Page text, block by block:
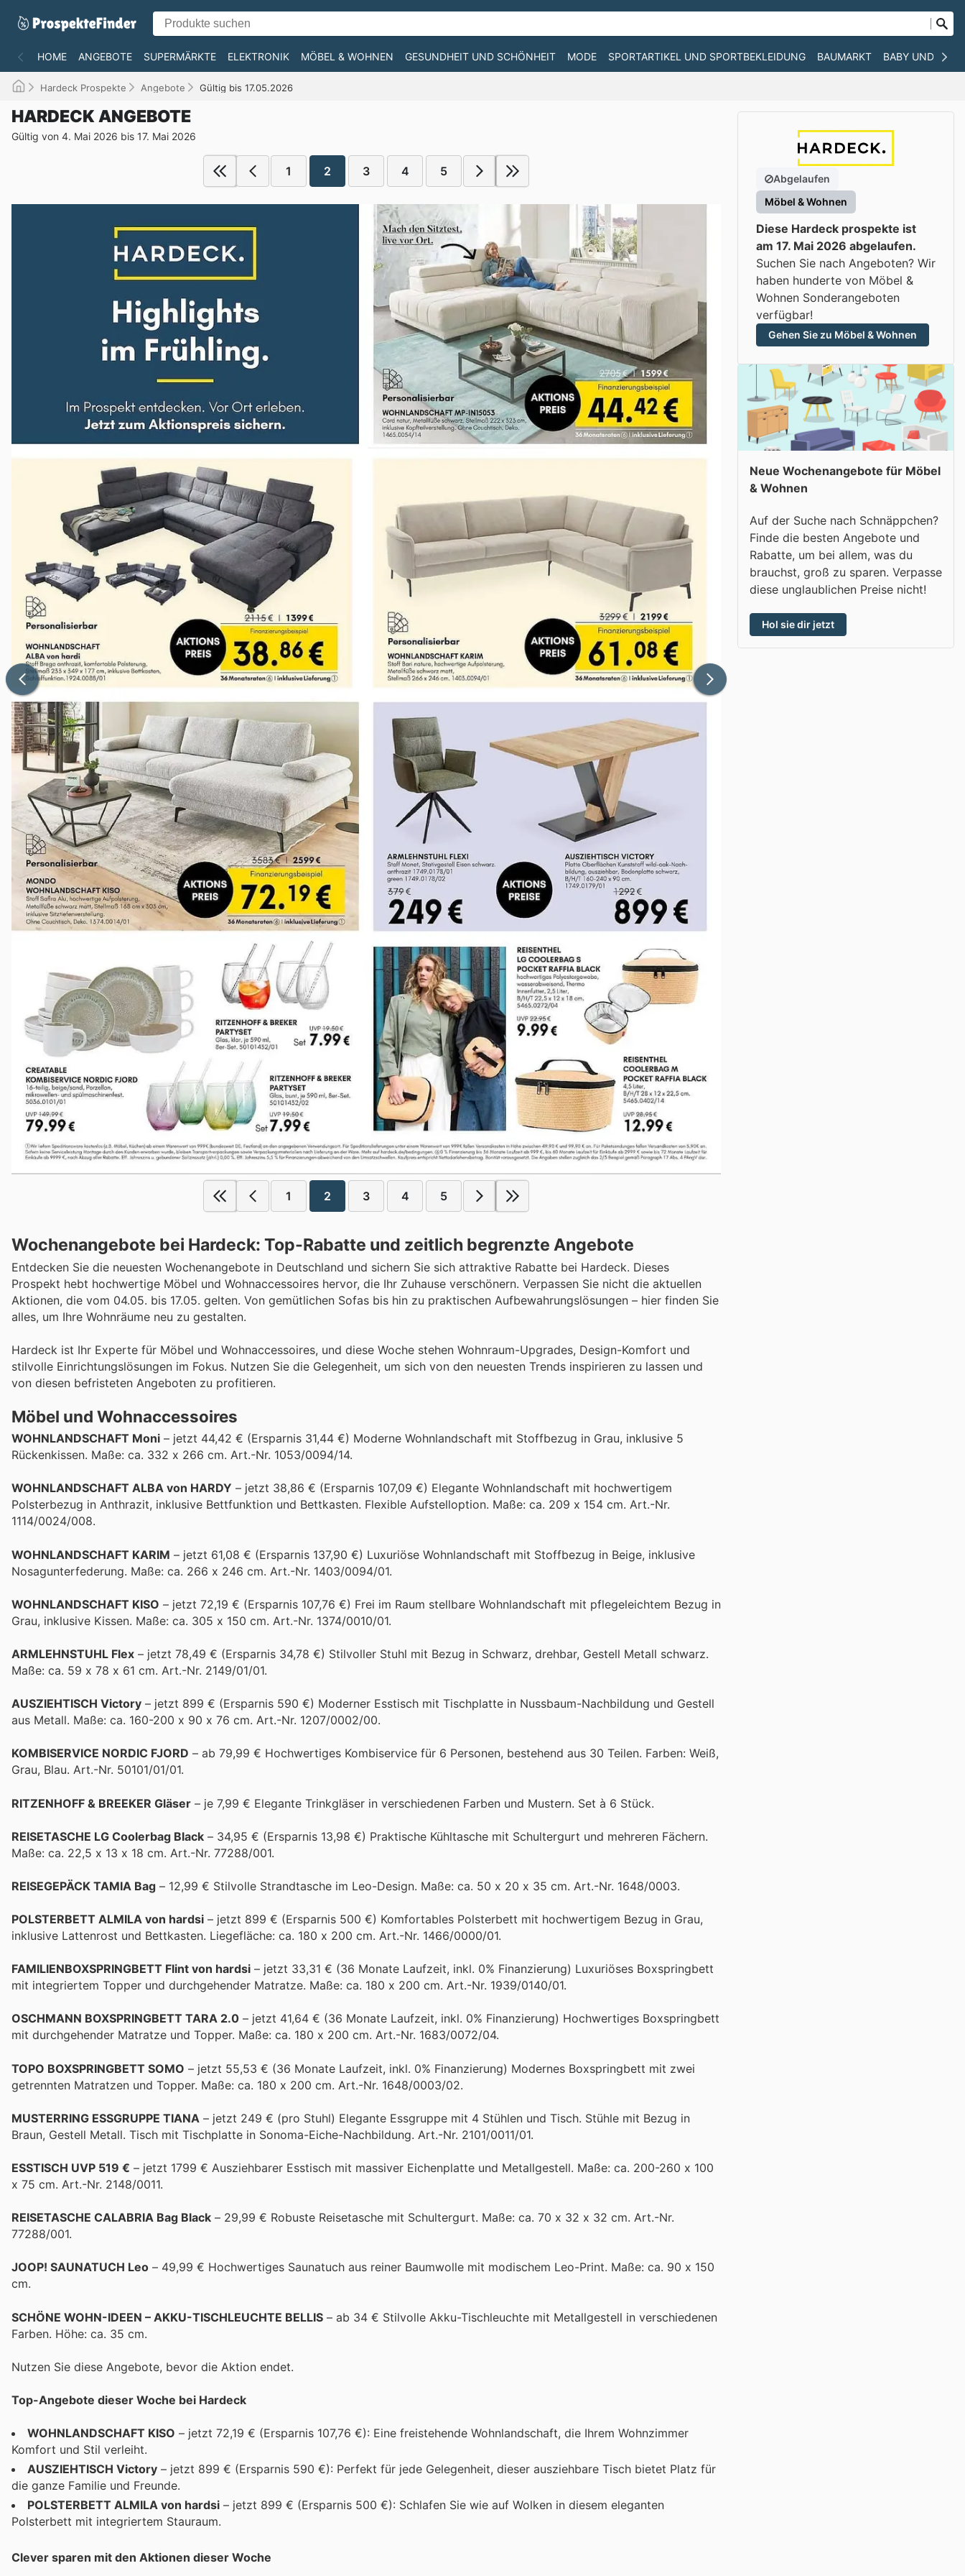
HOME ANGEBOTE SUPERMÄRKTE ELEKTRONIK MÖBEL & WOHNEN GESUNDHEIT UND SCHÖNHEIT MODE SPORTARTIKEL UND SPORTBEKLEIDUNG BAUMARKT BABY UND KIND
Hardeck Prospekte Angebote Gültig bis 17.05.2026
HARDECK ANGEBOTE
Gültig von 4. Mai 2026 bis 17. Mai 2026
1 2 3 4 5
1 2 3 4 5
Wochenangebote bei Hardeck: Top-Rabatte und zeitlich begrenzte Angebote
Entdecken Sie die neuesten Wochenangebote in Deutschland und sichern Sie sich attraktive Rabatte bei Hardeck. Dieses
Prospekt hebt hochwertige Möbel und Wohnaccessoires hervor, die Ihr Zuhause verschönern. Verpassen Sie nicht die aktuellen
Aktionen, die vom 04.05. bis 17.05. gelten. Von gemütlichen Sofas bis hin zu praktischen Aufbewahrungslösungen – hier finden Sie
alles, um Ihre Wohnräume neu zu gestalten.
Hardeck ist Ihr Experte für Möbel und Wohnaccessoires, und diese Woche stehen Wohnraum-Upgrades, Design-Komfort und
stilvolle Einrichtungslösungen im Fokus. Nutzen Sie die Gelegenheit, um sich von den neuesten Trends inspirieren zu lassen und
von diesen befristeten Angeboten zu profitieren.
Möbel und Wohnaccessoires
WOHNLANDSCHAFT Moni – jetzt 44,42 € (Ersparnis 31,44 €) Moderne Wohnlandschaft mit Stoffbezug in Grau, inklusive 5
Rückenkissen. Maße: ca. 332 x 266 cm. Art.-Nr. 1053/0094/14.
WOHNLANDSCHAFT ALBA von HARDY – jetzt 38,86 € (Ersparnis 107,09 €) Elegante Wohnlandschaft mit hochwertigem
Polsterbezug in Anthrazit, inklusive Bettfunktion und Bettkasten. Flexible Aufstelloption. Maße: ca. 209 x 154 cm. Art.-Nr.
1114/0024/008.
WOHNLANDSCHAFT KARIM – jetzt 61,08 € (Ersparnis 137,90 €) Luxuriöse Wohnlandschaft mit Stoffbezug in Beige, inklusive
Nosagunterfederung. Maße: ca. 266 x 246 cm. Art.-Nr. 1403/0094/01.
WOHNLANDSCHAFT KISO – jetzt 72,19 € (Ersparnis 107,76 €) Frei im Raum stellbare Wohnlandschaft mit pflegeleichtem Bezug in
Grau, inklusive Kissen. Maße: ca. 305 x 150 cm. Art.-Nr. 1374/0010/01.
ARMLEHNSTUHL Flex – jetzt 78,49 € (Ersparnis 34,78 €) Stilvoller Stuhl mit Bezug in Schwarz, drehbar, Gestell Metall schwarz.
Maße: ca. 59 x 78 x 61 cm. Art.-Nr. 2149/01/01.
AUSZIEHTISCH Victory – jetzt 899 € (Ersparnis 590 €) Moderner Esstisch mit Tischplatte in Nussbaum-Nachbildung und Gestell
aus Metall. Maße: ca. 160-200 x 90 x 76 cm. Art.-Nr. 1207/0002/00.
KOMBISERVICE NORDIC FJORD – ab 79,99 € Hochwertiges Kombiservice für 6 Personen, bestehend aus 30 Teilen. Farben: Weiß,
Grau, Blau. Art.-Nr. 50101/01/01.
RITZENHOFF & BREEKER Gläser – je 7,99 € Elegante Trinkgläser in verschiedenen Farben und Mustern. Set à 6 Stück.
REISETASCHE LG Coolerbag Black – 34,95 € (Ersparnis 13,98 €) Praktische Kühltasche mit Schultergurt und mehreren Fächern.
Maße: ca. 22,5 x 13 x 18 cm. Art.-Nr. 77288/001.
REISEGEPÄCK TAMIA Bag – 12,99 € Stilvolle Strandtasche im Leo-Design. Maße: ca. 50 x 20 x 35 cm. Art.-Nr. 1648/0003.
POLSTERBETT ALMILA von hardsi – jetzt 899 € (Ersparnis 500 €) Komfortables Polsterbett mit hochwertigem Bezug in Grau,
inklusive Lattenrost und Bettkasten. Liegefläche: ca. 180 x 200 cm. Art.-Nr. 1466/0000/01.
FAMILIENBOXSPRINGBETT Flint von hardsi – jetzt 33,31 € (36 Monate Laufzeit, inkl. 0% Finanzierung) Luxuriöses Boxspringbett
mit integriertem Topper und durchgehender Matratze. Maße: ca. 180 x 200 cm. Art.-Nr. 1939/0140/01.
OSCHMANN BOXSPRINGBETT TARA 2.0 – jetzt 41,64 € (36 Monate Laufzeit, inkl. 0% Finanzierung) Hochwertiges Boxspringbett
mit durchgehender Matratze und Topper. Maße: ca. 180 x 200 cm. Art.-Nr. 1683/0072/04.
TOPO BOXSPRINGBETT SOMO – jetzt 55,53 € (36 Monate Laufzeit, inkl. 0% Finanzierung) Modernes Boxspringbett mit zwei
getrennten Matratzen und Topper. Maße: ca. 180 x 200 cm. Art.-Nr. 1648/0003/02.
MUSTERRING ESSGRUPPE TIANA – jetzt 249 € (pro Stuhl) Elegante Essgruppe mit 4 Stühlen und Tisch. Stühle mit Bezug in
Braun, Gestell Metall. Tisch mit Tischplatte in Sonoma-Eiche-Nachbildung. Art.-Nr. 2101/0011/01.
ESSTISCH UVP 519 € – jetzt 1799 € Ausziehbarer Esstisch mit massiver Eichenplatte und Metallgestell. Maße: ca. 200-260 x 100
x 75 cm. Art.-Nr. 2148/0011.
REISETASCHE CALABRIA Bag Black – 29,99 € Robuste Reisetasche mit Schultergurt. Maße: ca. 70 x 32 x 32 cm. Art.-Nr.
77288/001.
JOOP! SAUNATUCH Leo – 49,99 € Hochwertiges Saunatuch aus reiner Baumwolle mit modischem Leo-Print. Maße: ca. 90 x 150
cm.
SCHÖNE WOHN-IDEEN – AKKU-TISCHLEUCHTE BELLIS – ab 34 € Stilvolle Akku-Tischleuchte mit Metallgestell in verschiedenen
Farben. Höhe: ca. 35 cm.
Nutzen Sie diese Angebote, bevor die Aktion endet.
Top-Angebote dieser Woche bei Hardeck
WOHNLANDSCHAFT KISO – jetzt 72,19 € (Ersparnis 107,76 €): Eine freistehende Wohnlandschaft, die Ihrem Wohnzimmer
Komfort und Stil verleiht.
AUSZIEHTISCH Victory – jetzt 899 € (Ersparnis 590 €): Perfekt für jede Gelegenheit, dieser ausziehbare Tisch bietet Platz für
die ganze Familie und Freunde.
POLSTERBETT ALMILA von hardsi – jetzt 899 € (Ersparnis 500 €): Schlafen Sie wie auf Wolken in diesem eleganten
Polsterbett mit integriertem Stauraum.
Clever sparen mit den Aktionen dieser Woche
Abgelaufen
Möbel & Wohnen
Diese Hardeck prospekte ist
am 17. Mai 2026 abgelaufen.
Suchen Sie nach Angeboten? Wir
haben hunderte von Möbel &
Wohnen Sonderangeboten
verfügbar!
Gehen Sie zu Möbel & Wohnen
Neue Wochenangebote für Möbel
& Wohnen
Auf der Suche nach Schnäppchen?
Finde die besten Angebote und
Rabatte, um bei allem, was du
brauchst, groß zu sparen. Verpasse
diese unglaublichen Preise nicht!
Hol sie dir jetzt